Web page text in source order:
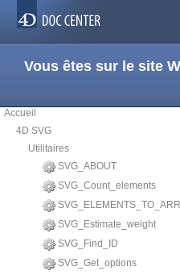
Vous êtes sur le site
Accueil
4D SVG
Utilitaires
SVG_ABOUT
SVG_Count_elements
SVG_Estimate_weight
SVG_Find_ID
SVG_Get_options